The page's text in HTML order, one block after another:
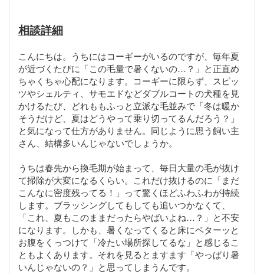
相談詳細
こんにちは。うちにはコーギーがいるのですが、毎年夏
が近づくたびに「この毛量で暑くないの…？」と正直め
ちゃくちゃ心配になります。コーギーに限らず、スピッ
ツやシェルティ、サモエドなどダブルコートの犬種を見
かけるたび、どれももふっと立派な毛並みで「冬は暖か
そうだけど、夏はどうやって乗り切ってるんだろう？」
と気になって仕方がありません。同じように思う飼い主
さん、結構多いんじゃないでしょうか。
うちは春先から換毛期が始まって、毎日大量の毛が抜け
て掃除が大変になるくらい。これだけ抜けるのに「まだ
こんなに密度残ってる！」って驚くほどふわふわが持続
します。ブラッシングしてもしても追いつかなくて、
「これ、夏もこのままだったらやばいよね…？」と不安
になります。しかも、暑くなってくると床にベターッと
お腹をくっつけて「冷たい場所探してるな」と感じるこ
ともよくあります。それを見るとますます「やっぱり暑
いんじゃないの？」と思ってしまうんです。